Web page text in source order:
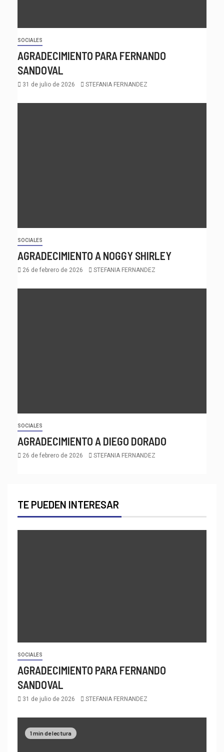
SOCIALES
AGRADECIMIENTO PARA FERNANDO
SANDOVAL
31 de julio de 2026 STEFANIA FERNANDEZ
SOCIALES
AGRADECIMIENTO A NOGGY SHIRLEY
26 de febrero de 2026 STEFANIA FERNANDEZ
SOCIALES
AGRADECIMIENTO A DIEGO DORADO
26 de febrero de 2026 STEFANIA FERNANDEZ
TE PUEDEN INTERESAR
SOCIALES
AGRADECIMIENTO PARA FERNANDO
SANDOVAL
31 de julio de 2026 STEFANIA FERNANDEZ
1 min de lectura